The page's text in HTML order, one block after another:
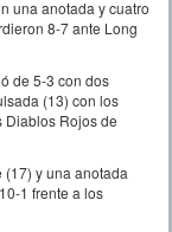
una anotada y cuatro
8-7 ante Long
de 5-3 con dos
(13) con los
Diablos Rojos de
y una anotada
1 frente a los